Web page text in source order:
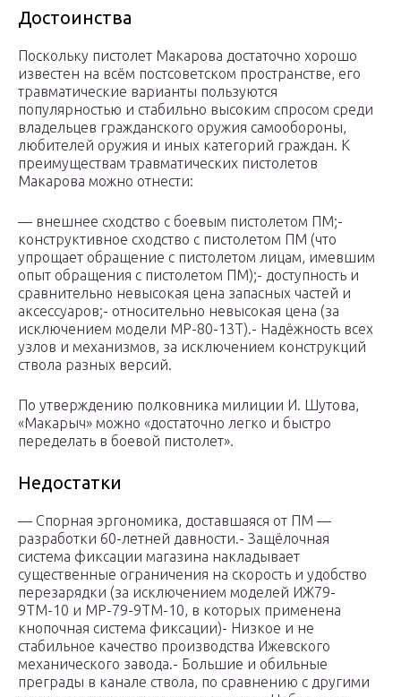
Достоинства
Поскольку пистолет Макарова достаточно хорошо
известен на всём постсоветском пространстве, его
травматические варианты пользуются
популярностью и стабильно высоким спросом среди
владельцев гражданского оружия самообороны,
любителей оружия и иных категорий граждан. К
преимуществам травматических пистолетов
Макарова можно отнести:
— внешнее сходство с боевым пистолетом ПМ;-
конструктивное сходство с пистолетом ПМ (что
упрощает обращение с пистолетом лицам, имевшим
опыт обращения с пистолетом ПМ);- доступность и
сравнительно невысокая цена запасных частей и
аксессуаров;- относительно невысокая цена (за
исключением модели МР-80-13Т).- Надёжность всех
узлов и механизмов, за исключением конструкций
ствола разных версий.
По утверждению полковника милиции И. Шутова,
«Макарыч» можно «достаточно легко и быстро
переделать в боевой пистолет».
Недостатки
— Спорная эргономика, доставшаяся от ПМ —
разработки 60-летней давности.- Защёлочная
система фиксации магазина накладывает
существенные ограничения на скорость и удобство
перезарядки (за исключением моделей ИЖ79-
9ТМ-10 и МР-79-9ТМ-10, в которых применена
кнопочная система фиксации)- Низкое и не
стабильное качество производства Ижевского
механического завода.- Большие и обильные
преграды в канале ствола, по сравнению с другими